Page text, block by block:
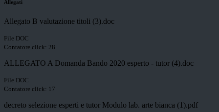
Allegati
Allegato B valutazione titoli (3).doc
File DOC
Contatore click: 28
ALLEGATO A Domanda Bando 2020 esperto - tutor (4).doc
File DOC
Contatore click: 17
decreto selezione esperti e tutor Modulo lab. arte bianca (1).pdf